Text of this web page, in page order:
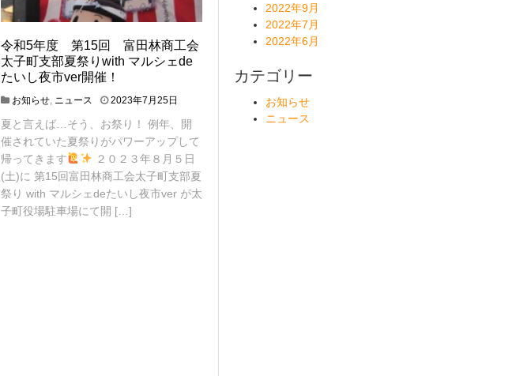
令和5年度 第15回 富田林商工会
太子町支部夏祭りwith マルシェde
たいし夜市ver開催！
お知らせ, ニュース 2023年7月25日
2
3
年
7
月
2
夏と言えば…そう、お祭り！ 例年、開
催されていた夏祭りがパワーアップして
帰ってきます
２０２３年８月５日
(土)に 第15回富田林商工会太子町支部夏
祭り with マルシェdeたいし夜市ver が太
子町役場駐車場にて開 […]
2022年9月
2022年7月
2022年6月
カテゴリー
お知らせ
ニュース